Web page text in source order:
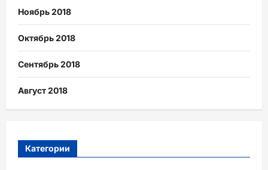
Ноябрь 2018
Октябрь 2018
Сентябрь 2018
Август 2018
Категории